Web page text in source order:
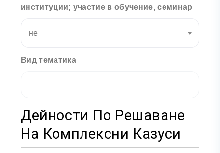
институции; участие в обучение, семинар
не
Вид тематика
Дейности По Решаване
На Комплексни Казуси